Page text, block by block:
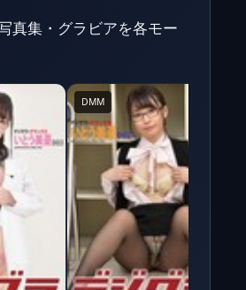
真集・グラビアを各モー
DMM